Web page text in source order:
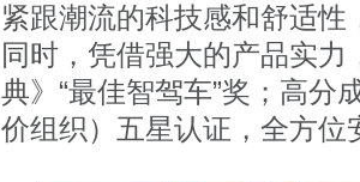
紧跟潮流的科技感和舒适性
同时，凭借强大的产品实
典》“最佳智驾车”奖；高分
价组织）五星认证，全方